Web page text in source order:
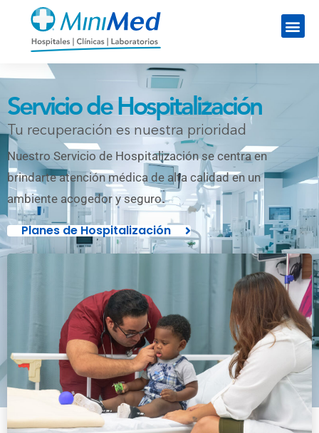
Servicio de Hospitalización
Tu recuperación es nuestra prioridad
Nuestro Servicio de Hospitalización se centra en
brindarte atención médica de alta calidad en un
ambiente acogedor y seguro.
Planes de Hospitalización